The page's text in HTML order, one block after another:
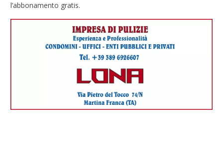
l’abbonamento gratis.